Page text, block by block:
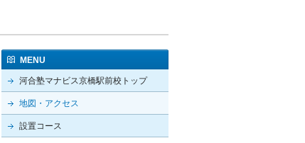
MENU
河合塾マナビス京橋駅前校トップ
地図・アクセス
設置コース